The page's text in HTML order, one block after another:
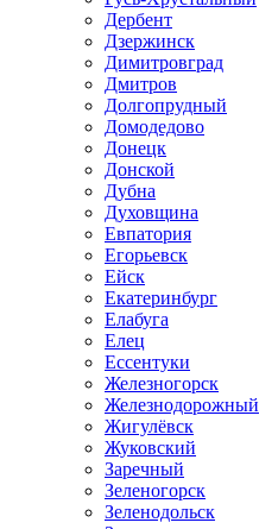
Дербент
Дзержинск
Димитровград
Дмитров
Долгопрудный
Домодедово
Донецк
Донской
Дубна
Духовщина
Евпатория
Егорьевск
Ейск
Екатеринбург
Елабуга
Елец
Ессентуки
Железногорск
Железнодорожный
Жигулёвск
Жуковский
Заречный
Зеленогорск
Зеленодольск